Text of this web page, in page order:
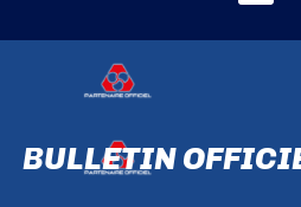
BULLETIN